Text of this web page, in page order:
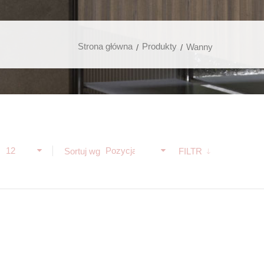
Strona główna Produkty Wanny
Sortuj wg Pozycja FILTR
12